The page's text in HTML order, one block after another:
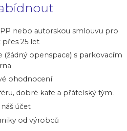
nebo autorskou smlouvu pro
přes 25 let
(žádný openspace) s parkovacím
ohodnocení
dobré kafe a přátelský tým.
účet
od výrobců